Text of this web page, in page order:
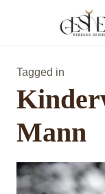
Tagged in
Mann